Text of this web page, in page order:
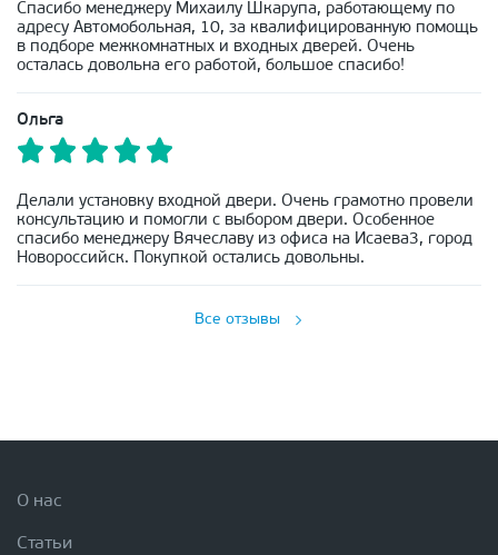
Спасибо менеджеру Михаилу Шкарупа, работающему по
адресу Автомобольная, 10, за квалифицированную помощь
в подборе межкомнатных и входных дверей. Очень
осталась довольна его работой, большое спасибо!
Ольга
Делали установку входной двери. Очень грамотно провели
консультацию и помогли с выбором двери. Особенное
спасибо менеджеру Вячеславу из офиса на Исаева3, город
Новороссийск. Покупкой остались довольны.
Все отзывы
О нас
Статьи